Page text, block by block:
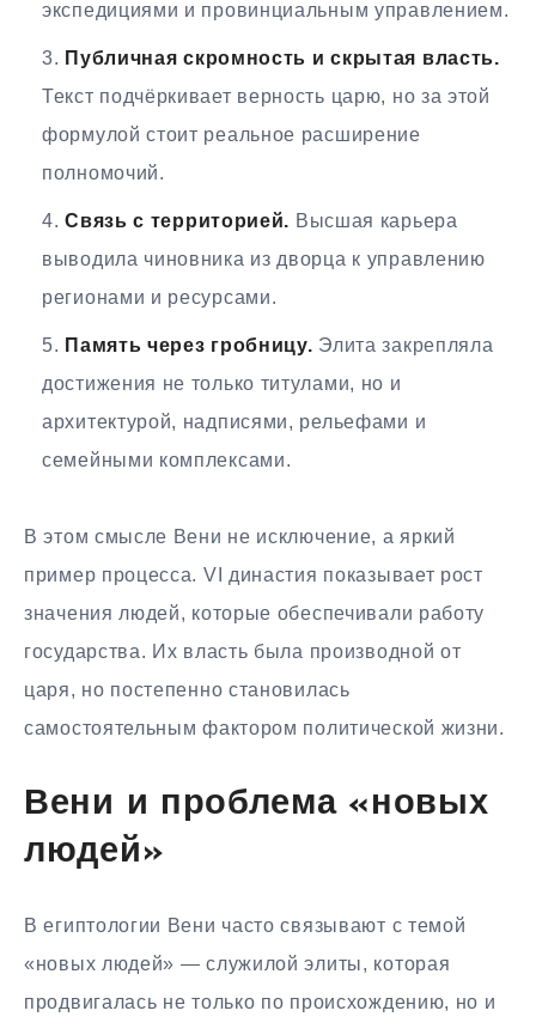
экспедициями и провинциальным управлением.
Публичная скромность и скрытая власть.
Текст подчёркивает верность царю, но за этой
формулой стоит реальное расширение
полномочий.
Связь с территорией. Высшая карьера
выводила чиновника из дворца к управлению
регионами и ресурсами.
Память через гробницу. Элита закрепляла
достижения не только титулами, но и
архитектурой, надписями, рельефами и
семейными комплексами.
В этом смысле Вени не исключение, а яркий
пример процесса. VI династия показывает рост
значения людей, которые обеспечивали работу
государства. Их власть была производной от
царя, но постепенно становилась
самостоятельным фактором политической жизни.
Вени и проблема «новых
людей»
В египтологии Вени часто связывают с темой
«новых людей» — служилой элиты, которая
продвигалась не только по происхождению, но и